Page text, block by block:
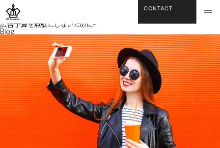
CONTACT
BLOG
2018.03.09.
インフルエンサーマーケティングを実施する際に、注意すべき5つのポイント ~
広告予算を無駄にしないために~
Blog